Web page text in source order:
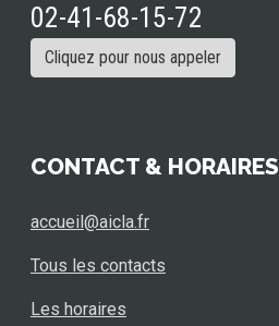
02-41-68-15-72
Cliquez pour nous appeler
CONTACT & HORAIRES
accueil@aicla.fr
Tous les contacts
Les horaires